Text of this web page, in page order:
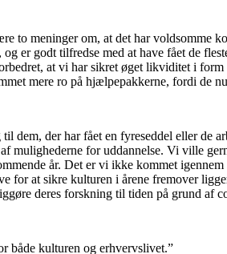
to meninger om, at det har voldsomme
er godt tilfredse med at have fået de
at vi har sikret øget likviditet i form
mere ro på hjælpepakkerne, fordi de
der har fået en fyreseddel eller de
mulighederne for uddannelse. Vi ville
år. Det er vi ikke kommet
for at sikre kulturen i årene fremover
deres forskning til tiden på grund af
både kulturen og erhvervslivet.”